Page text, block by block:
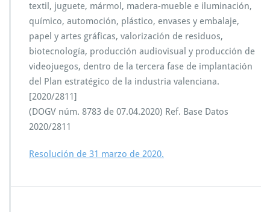
textil, juguete, mármol, madera-mueble e iluminación,
químico, automoción, plástico, envases y embalaje,
papel y artes gráficas, valorización de residuos,
biotecnología, producción audiovisual y producción de
videojuegos, dentro de la tercera fase de implantación
del Plan estratégico de la industria valenciana.
[2020/2811]
(DOGV núm. 8783 de 07.04.2020) Ref. Base Datos
2020/2811
Resolución de 31 marzo de 2020.